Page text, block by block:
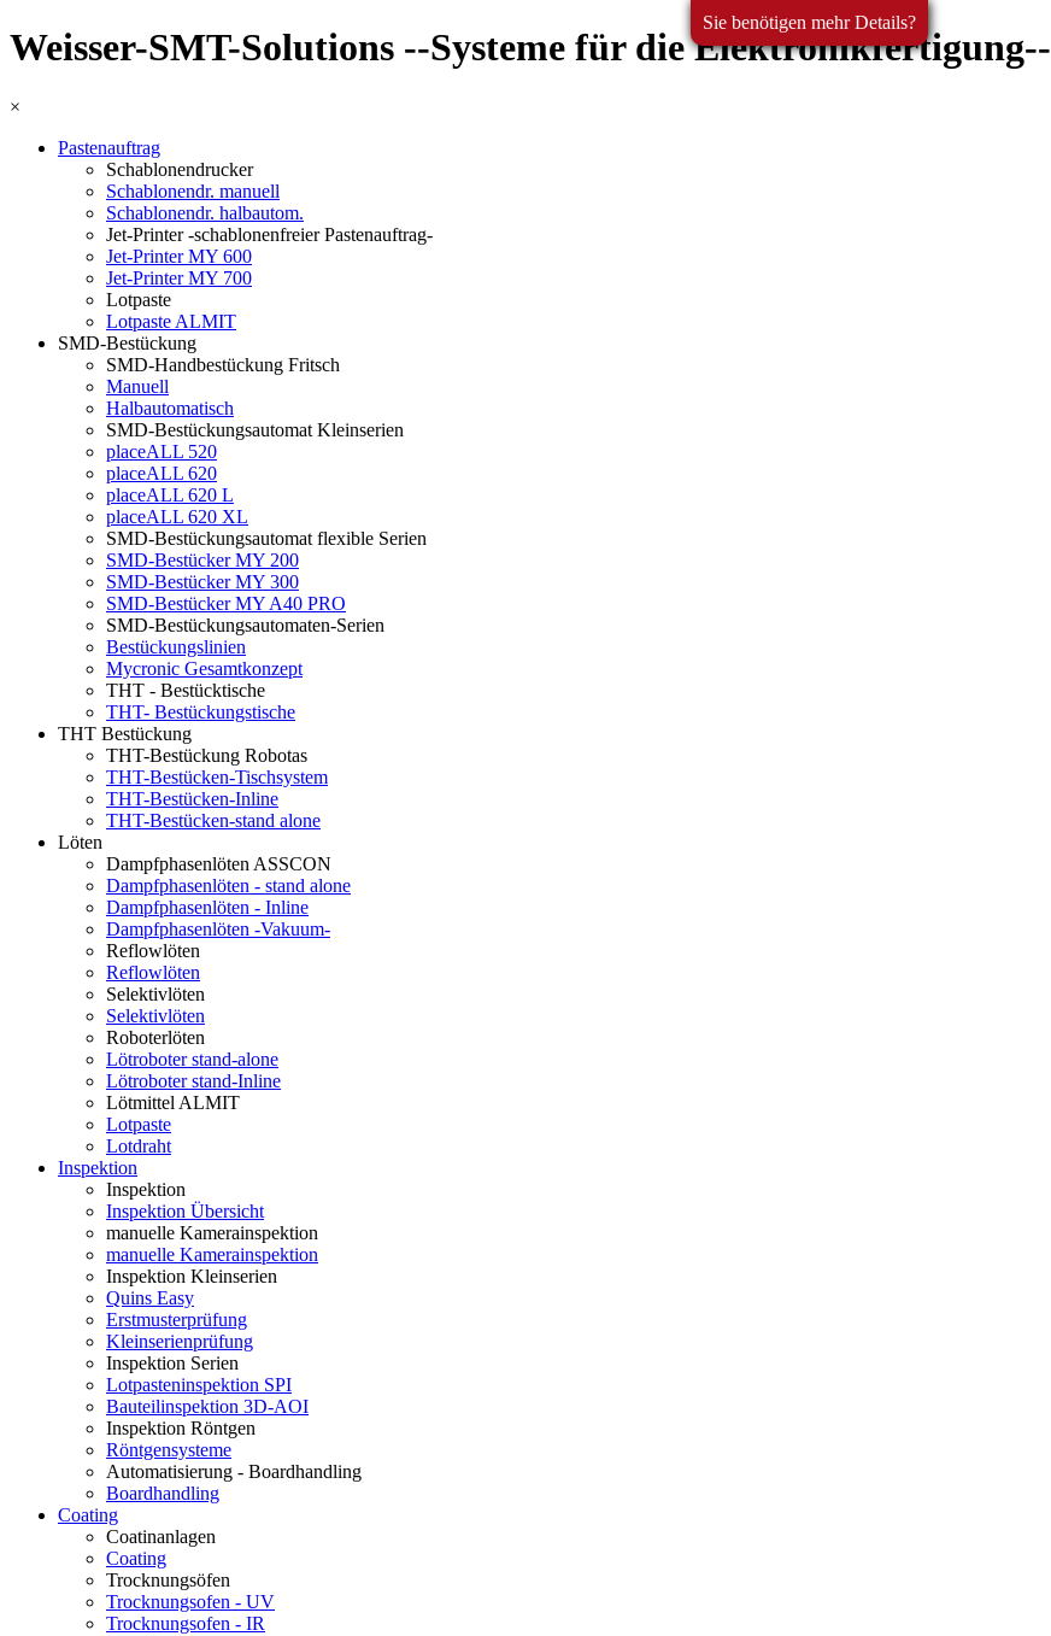
Weisser-SMT-Solutions --Systeme für die Elektronikfertigung--
×
Pastenauftrag
Schablonendrucker
Schablonendr. manuell
Schablonendr. halbautom.
Jet-Printer -schablonenfreier Pastenauftrag-
Jet-Printer MY 600
Jet-Printer MY 700
Lotpaste
Lotpaste ALMIT
SMD-Bestückung
SMD-Handbestückung Fritsch
Manuell
Halbautomatisch
SMD-Bestückungsautomat Kleinserien
placeALL 520
placeALL 620
placeALL 620 L
placeALL 620 XL
SMD-Bestückungsautomat flexible Serien
SMD-Bestücker MY 200
SMD-Bestücker MY 300
SMD-Bestücker MY A40 PRO
SMD-Bestückungsautomaten-Serien
Bestückungslinien
Mycronic Gesamtkonzept
THT - Bestücktische
THT- Bestückungstische
THT Bestückung
THT-Bestückung Robotas
THT-Bestücken-Tischsystem
THT-Bestücken-Inline
THT-Bestücken-stand alone
Löten
Dampfphasenlöten ASSCON
Dampfphasenlöten - stand alone
Dampfphasenlöten - Inline
Dampfphasenlöten -Vakuum-
Reflowlöten
Reflowlöten
Selektivlöten
Selektivlöten
Roboterlöten
Lötroboter stand-alone
Lötroboter stand-Inline
Lötmittel ALMIT
Lotpaste
Lotdraht
Inspektion
Inspektion
Inspektion Übersicht
manuelle Kamerainspektion
manuelle Kamerainspektion
Inspektion Kleinserien
Quins Easy
Erstmusterprüfung
Kleinserienprüfung
Inspektion Serien
Lotpasteninspektion SPI
Bauteilinspektion 3D-AOI
Inspektion Röntgen
Röntgensysteme
Automatisierung - Boardhandling
Boardhandling
Coating
Coatinanlagen
Coating
Trocknungsöfen
Trocknungsofen - UV
Trocknungsofen - IR
Sie benötigen mehr Details?